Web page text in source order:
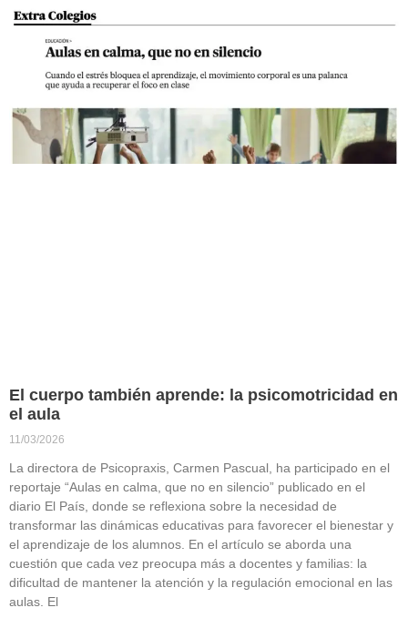
El cuerpo también aprende: la psicomotricidad en
el aula
11/03/2026
La directora de Psicopraxis, Carmen Pascual, ha participado en el
reportaje “Aulas en calma, que no en silencio” publicado en el
diario El País, donde se reflexiona sobre la necesidad de
transformar las dinámicas educativas para favorecer el bienestar y
el aprendizaje de los alumnos. En el artículo se aborda una
cuestión que cada vez preocupa más a docentes y familias: la
dificultad de mantener la atención y la regulación emocional en las
aulas. El